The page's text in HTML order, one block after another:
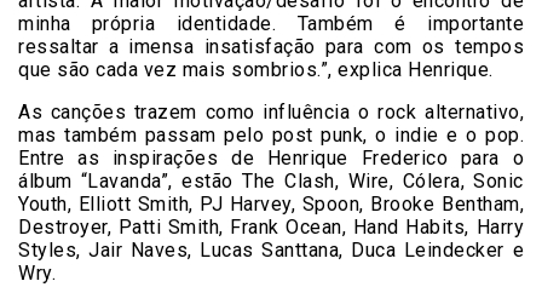
minha própria identidade. Também é importante
ressaltar a imensa insatisfação para com os tempos
que são cada vez mais sombrios.”, explica Henrique.
As canções trazem como influência o rock alternativo,
mas também passam pelo post punk, o indie e o pop.
Entre as inspirações de Henrique Frederico para o
álbum “Lavanda”, estão The Clash, Wire, Cólera, Sonic
Youth, Elliott Smith, PJ Harvey, Spoon, Brooke Bentham,
Destroyer, Patti Smith, Frank Ocean, Hand Habits, Harry
Styles, Jair Naves, Lucas Santtana, Duca Leindecker e
Wry.